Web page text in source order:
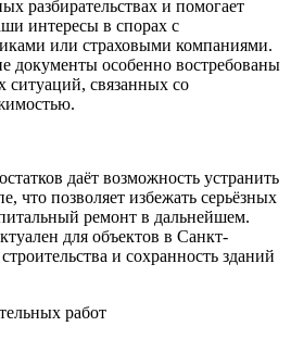
разбирательствах и помогает
интересы в спорах с
или страховыми компаниями.
документы особенно востребованы
связанных со
даёт возможность устранить
что позволяет избежать серьёзных
ремонт в дальнейшем.
для объектов в Санкт-
и сохранность зданий
работ